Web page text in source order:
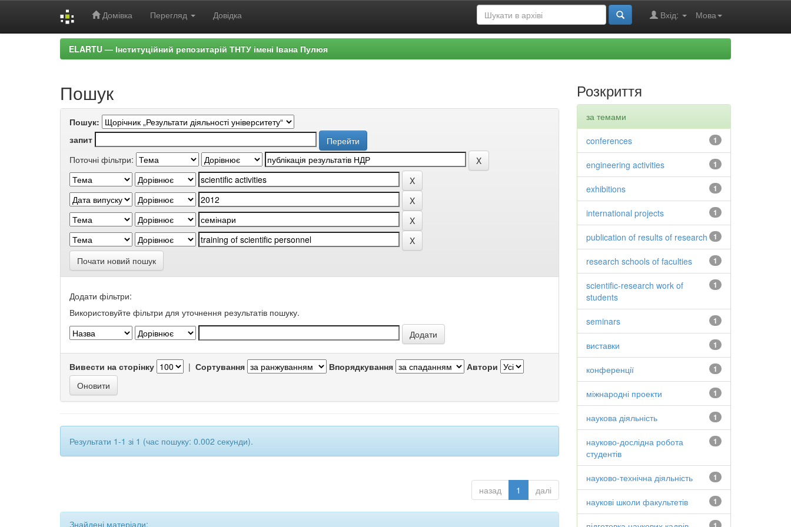
Домівка Перегляд Довідка Мова
Вхід:
ELARTU — Інституційний репозитарій ТНТУ імені Івана Пулюя
Пошук
Пошук:
запит
Поточні фільтри:
Почати новий пошук
Додати фільтри:
Використовуйте фільтри для уточнення результатів пошуку.
Вивести на сторінку | Сортування Впорядкування Автори
Результати 1-1 зі 1 (час пошуку: 0.002 секунди).
назад 1 далі
Знайдені матеріали:
Розкриття
за темами
1
conferences
1
engineering activities
1
exhibitions
1
international projects
1
publication of results of research
1
research schools of faculties
1
scientific-research work of
students
1
seminars
1
виставки
1
конференції
1
міжнародні проекти
1
наукова діяльність
1
науково-дослідна робота
студентів
1
науково-технічна діяльність
1
наукові школи факультетів